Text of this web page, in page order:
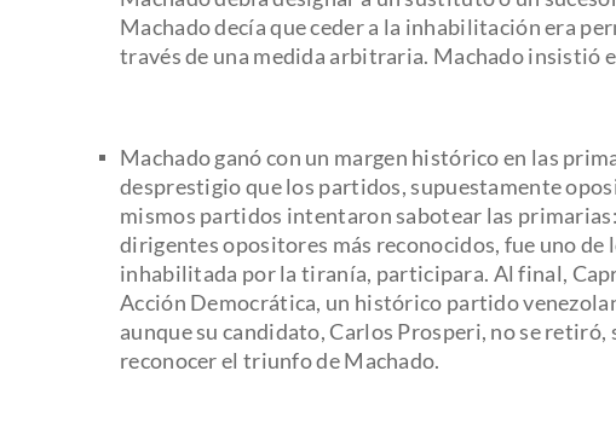
Machado decía que ceder a la inhabilitación era
través de una medida arbitraria. Machado insistió
Machado ganó con un margen histórico en las
desprestigio que los partidos, supuestamente
mismos partidos intentaron sabotear las
dirigentes opositores más reconocidos, fue uno de
inhabilitada por la tiranía, participara. Al final,
Acción Democrática, un histórico partido
aunque su candidato, Carlos Prosperi, no se retiró,
reconocer el triunfo de Machado.